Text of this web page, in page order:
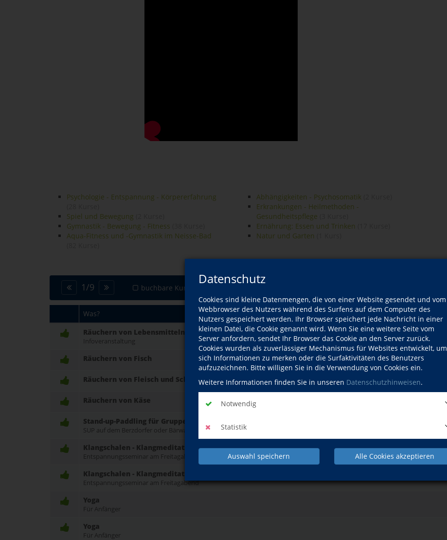
Datenschutz
Cookies sind kleine Datenmengen, die von einer Website gesendet und vom
Webbrowser des Nutzers während des Surfens auf dem Computer des
Nutzers gespeichert werden. Ihr Browser speichert jede Nachricht in einer
kleinen Datei, die Cookie genannt wird. Wenn Sie eine weitere Seite vom
Server anfordern, sendet Ihr Browser das Cookie an den Server zurück.
Cookies wurden als zuverlässiger Mechanismus für Websites entwickelt, um
sich Informationen zu merken oder die Surfaktivitäten des Benutzers
aufzuzeichnen. Bitte willigen Sie in die Verwendung von Cookies ein.
Weitere Informationen finden Sie in unseren Datenschutzhinweisen.
Notwendig
Statistik
Auswahl speichern Alle Cookies akzeptieren
Psychologie - Entspannung - Körpererfahrung
Spiel und Bewegung
Gymnastik - Bewegung - Fitness
Aqua-Fitness und -Gymnastik im Neisse-Bad
Abhängigkeiten - Psychosomatik
Erkrankungen - Heilmethoden -
Gesundheitspflege
Ernährung: Essen und Trinken
Natur und Garten
1/9 buchbare Kurse
Was?
Räuchern von Lebensmitteln
Infoveranstaltung
Räuchern von Fisch
Räuchern von Fleisch und Schinken
Räuchern von Käse
Stand-up-Paddling für Gruppen
SUP auf dem Berzdorfer oder Bärwalder See
Klangschalen - Klangmeditation: Auszeit für Körper, Geist und Seele
Entspannungsseminar am Freitagabend
Klangschalen - Klangmeditation: Auszeit für Körper, Geist und Seele
Entspannungsseminar am Freitagabend
Yoga
Für Anfänger
Yoga
Für Anfänger